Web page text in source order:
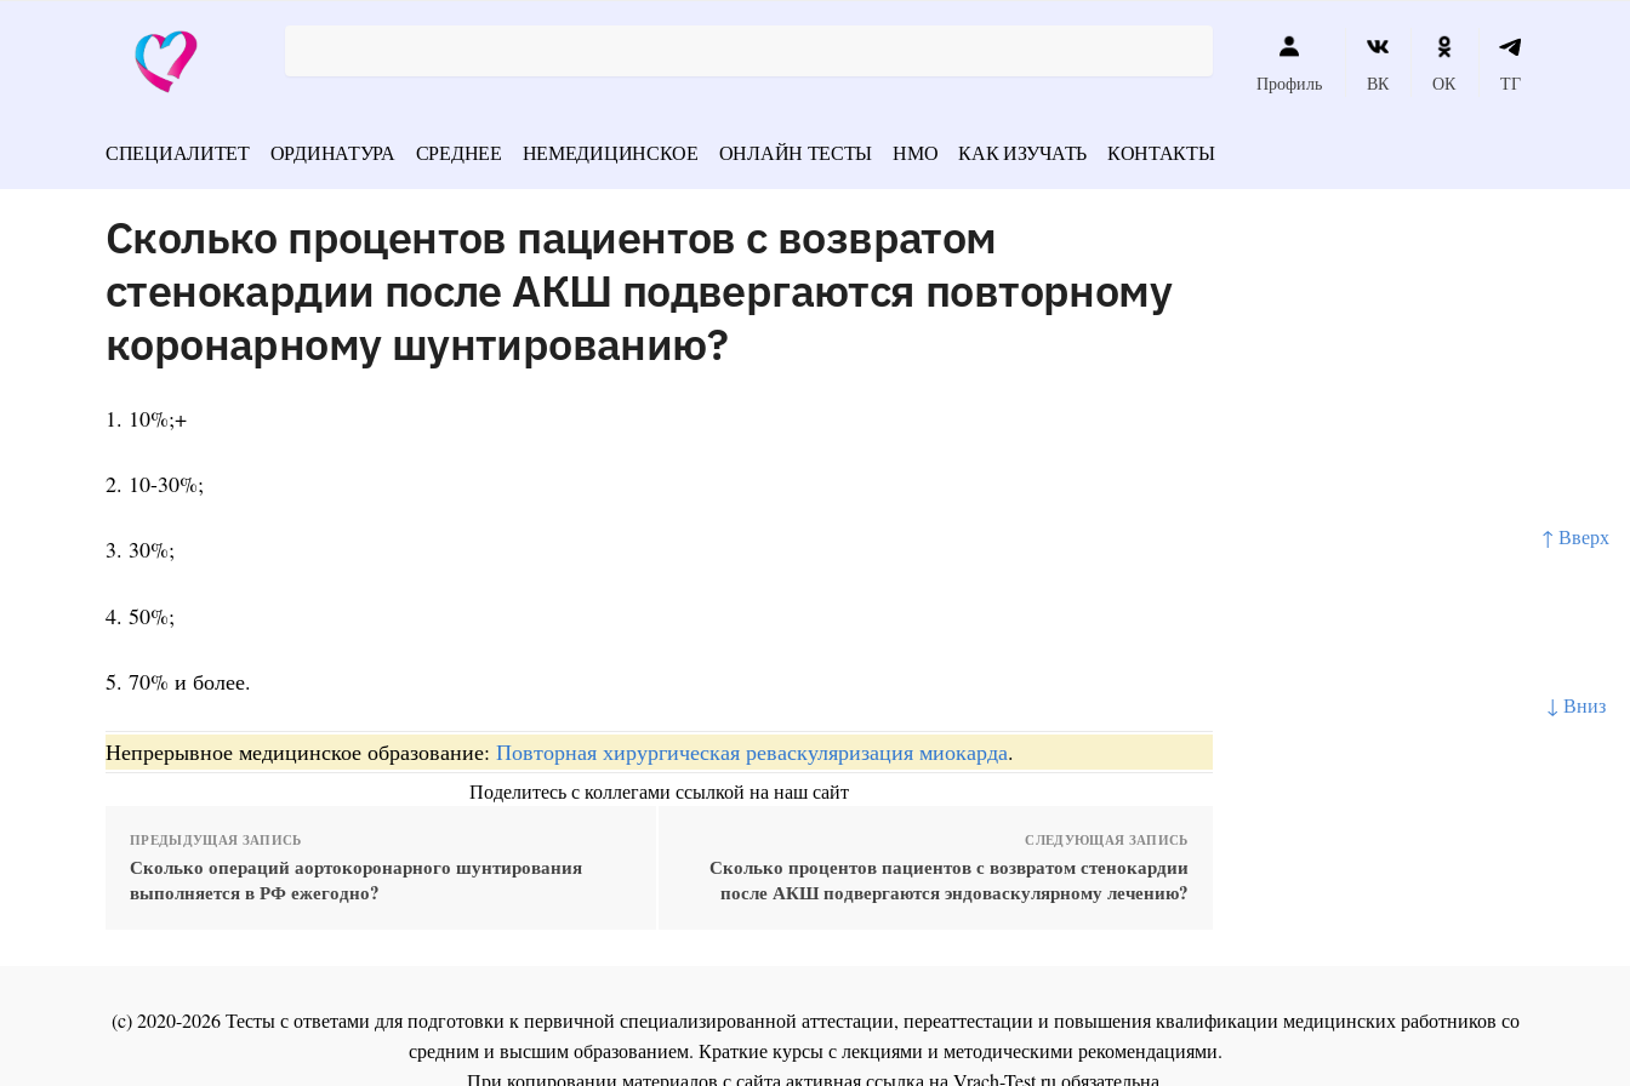
↑ Вверх
↓ Вниз
Профиль ВК ОК ТГ
СПЕЦИАЛИТЕТ ОРДИНАТУРА СРЕДНЕЕ НЕМЕДИЦИНСКОЕ ОНЛАЙН ТЕСТЫ НМО КАК ИЗУЧАТЬ КОНТАКТЫ
Сколько процентов пациентов с возвратом
стенокардии после АКШ подвергаются повторному
коронарному шунтированию?
1. 10%;+
2. 10-30%;
3. 30%;
4. 50%;
5. 70% и более.
Непрерывное медицинское образование: Повторная хирургическая реваскуляризация миокарда.
Поделитесь с коллегами ссылкой на наш сайт
ПРЕДЫДУЩАЯ ЗАПИСЬ
Сколько операций аортокоронарного шунтирования
выполняется в РФ ежегодно?
СЛЕДУЮЩАЯ ЗАПИСЬ
Сколько процентов пациентов с возвратом стенокардии
после АКШ подвергаются эндоваскулярному лечению?
(c) 2020-2026 Тесты с ответами для подготовки к первичной специализированной аттестации, переаттестации и повышения квалификации медицинских работников со
средним и высшим образованием. Краткие курсы с лекциями и методическими рекомендациями.
При копировании материалов с сайта активная ссылка на Vrach-Test.ru обязательна.